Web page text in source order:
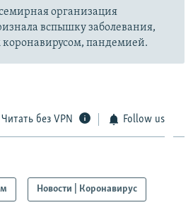
организация
вспышку заболевания,
пандемией.
Читать без VPN Follow us
Новости | Коронавирус